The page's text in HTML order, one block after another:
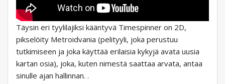
Täysin eri tyylilajiksi kääntyvä Timespinner on 2D,
pikselöity Metroidvania (pelityyli, joka perustuu
tutkimiseen ja joka käyttää erilaisia ​​kykyjä avata uusia
kartan osia), joka, kuten nimestä saattaa arvata, antaa
sinulle ajan hallinnan. .